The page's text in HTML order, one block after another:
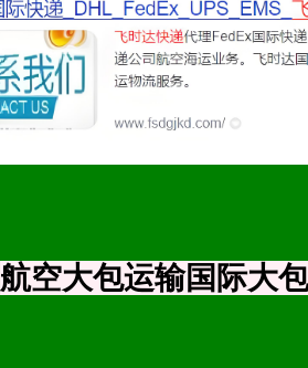
航空大包运输国际大